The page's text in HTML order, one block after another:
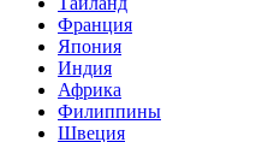
Франция
Япония
Индия
Африка
Филиппины
Швеция